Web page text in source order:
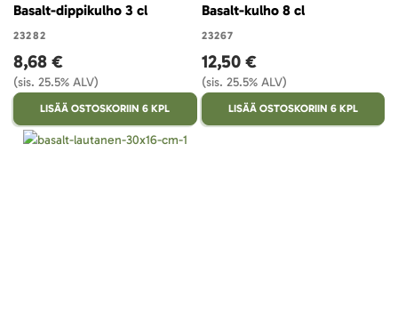
Basalt-dippikulho 3 cl
23282
8,68 €
(sis. 25.5% ALV)
LISÄÄ OSTOSKORIIN 6 KPL
Basalt-kulho 8 cl
23267
12,50 €
(sis. 25.5% ALV)
LISÄÄ OSTOSKORIIN 6 KPL